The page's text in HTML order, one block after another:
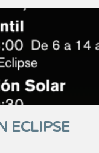
ECLIPSE